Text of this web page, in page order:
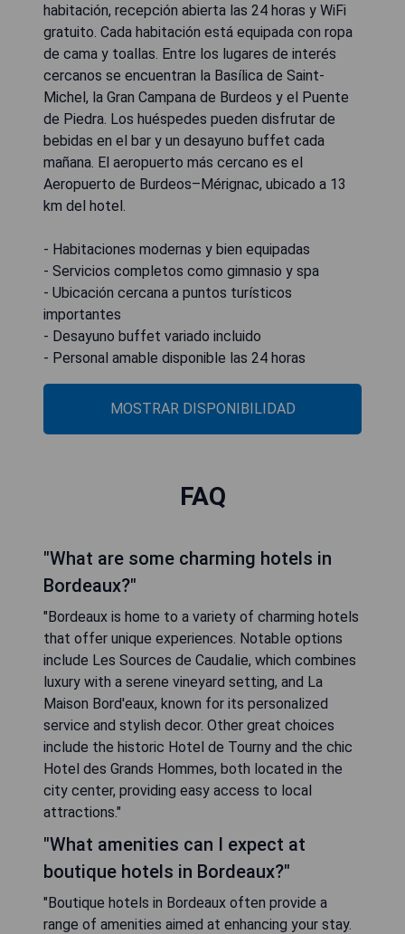
habitación, recepción abierta las 24 horas y WiFi
gratuito. Cada habitación está equipada con ropa
de cama y toallas. Entre los lugares de interés
cercanos se encuentran la Basílica de Saint-
Michel, la Gran Campana de Burdeos y el Puente
de Piedra. Los huéspedes pueden disfrutar de
bebidas en el bar y un desayuno buffet cada
mañana. El aeropuerto más cercano es el
Aeropuerto de Burdeos–Mérignac, ubicado a 13
km del hotel.
- Habitaciones modernas y bien equipadas
- Servicios completos como gimnasio y spa
- Ubicación cercana a puntos turísticos
importantes
- Desayuno buffet variado incluido
- Personal amable disponible las 24 horas
MOSTRAR DISPONIBILIDAD
FAQ
"What are some charming hotels in
Bordeaux?"
"Bordeaux is home to a variety of charming hotels
that offer unique experiences. Notable options
include Les Sources de Caudalie, which combines
luxury with a serene vineyard setting, and La
Maison Bord'eaux, known for its personalized
service and stylish decor. Other great choices
include the historic Hotel de Tourny and the chic
Hotel des Grands Hommes, both located in the
city center, providing easy access to local
attractions."
"What amenities can I expect at
boutique hotels in Bordeaux?"
"Boutique hotels in Bordeaux often provide a
range of amenities aimed at enhancing your stay.